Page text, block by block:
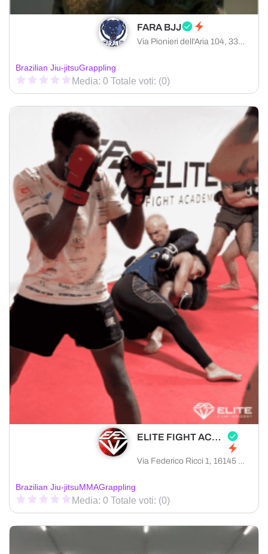
FARA BJJ
Via Pionieri dell'Aria 104, 33080 Roveredo in Piano provincia di Pordenone, Italia
Brazilian Jiu-jitsuGrappling
Media: 0 Totale voti: (0)
ELITE FIGHT ACADEMY
Via Federico Ricci 1, 16145 Genova città metropolitana di Genova, Italia
Brazilian Jiu-jitsuMMAGrappling
Media: 0 Totale voti: (0)